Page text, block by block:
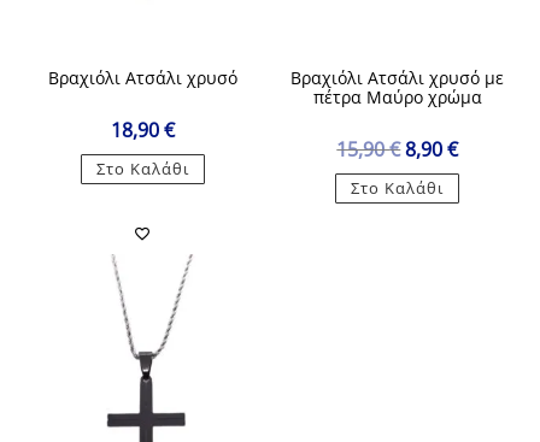
Βραχιόλι Ατσάλι χρυσό
18,90€
Στο Καλάθι
Βραχιόλι Ατσάλι χρυσό με
πέτρα Μαύρο χρώμα
15,90€Original
price
was:
15,90 €.
8,90€Η
τρέχουσα
τιμή
είναι:
Στο Καλάθι